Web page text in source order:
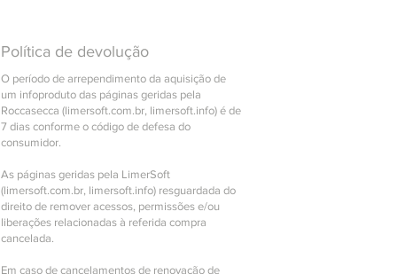
Política de devolução
O período de arrependimento da aquisição de
um infoproduto das páginas geridas pela
Roccasecca (limersoft.com.br, limersoft.info) é de
7 dias conforme o código de defesa do
consumidor.
As páginas geridas pela LimerSoft
(limersoft.com.br, limersoft.info) resguardada do
direito de remover acessos, permissões e/ou
liberações relacionadas à referida compra
cancelada.
Em caso de cancelamentos de renovação de